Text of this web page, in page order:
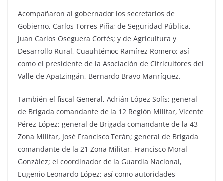
Acompañaron al gobernador los secretarios de
Gobierno, Carlos Torres Piña; de Seguridad Pública,
Juan Carlos Oseguera Cortés; y de Agricultura y
Desarrollo Rural, Cuauhtémoc Ramírez Romero; así
como el presidente de la Asociación de Citricultores del
Valle de Apatzingán, Bernardo Bravo Manríquez.
También el fiscal General, Adrián López Solís; general
de Brigada comandante de la 12 Región Militar, Vicente
Pérez López; general de Brigada comandante de la 43
Zona Militar, José Francisco Terán; general de Brigada
comandante de la 21 Zona Militar, Francisco Moral
González; el coordinador de la Guardia Nacional,
Eugenio Leonardo López; así como autoridades